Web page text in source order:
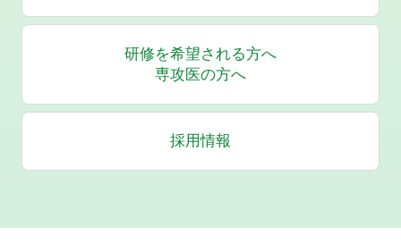
研修を希望される方へ
専攻医の方へ
採用情報